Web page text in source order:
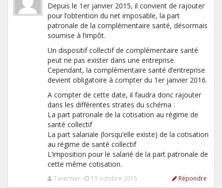
Depuis le 1er janvier 2015, il convient de rajouter
pour l’obtention du net imposable, la part
patronale de la complémentaire santé, désormais
soumise à l’impôt.
Un dispositif collectif de complémentaire santé
peut ne pas exister dans une entreprise.
Cependant, la complémentaire santé d’entreprise
devient obligatoire à compter du 1er janvier 2016.
A compter de cette date, il faudra donc rajouter
dans les différentes strates du schéma :
La part patronale de la cotisation au régime de
santé collectif
La part salariale (lorsqu’elle existe) de la cotisation
au régime de santé collectif
L’imposition pour le salarié de la part patronale de
cette même cotisation.
Tavernier 13 octobre 2015 Répondre